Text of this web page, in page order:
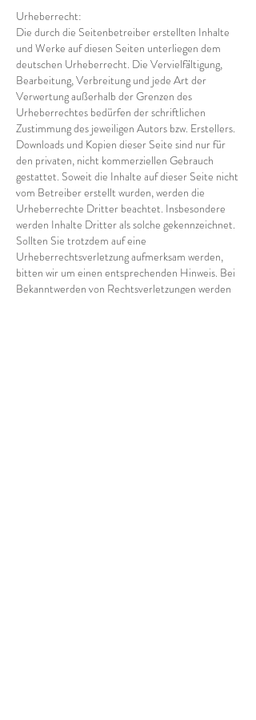
Urheberrecht:
Die durch die Seitenbetreiber erstellten Inhalte
und Werke auf diesen Seiten unterliegen dem
deutschen Urheberrecht. Die Vervielfältigung,
Bearbeitung, Verbreitung und jede Art der
Verwertung außerhalb der Grenzen des
Urheberrechtes bedürfen der schriftlichen
Zustimmung des jeweiligen Autors bzw. Erstellers.
Downloads und Kopien dieser Seite sind nur für
den privaten, nicht kommerziellen Gebrauch
gestattet. Soweit die Inhalte auf dieser Seite nicht
vom Betreiber erstellt wurden, werden die
Urheberrechte Dritter beachtet. Insbesondere
werden Inhalte Dritter als solche gekennzeichnet.
Sollten Sie trotzdem auf eine
Urheberrechtsverletzung aufmerksam werden,
bitten wir um einen entsprechenden Hinweis. Bei
Bekanntwerden von Rechtsverletzungen werden